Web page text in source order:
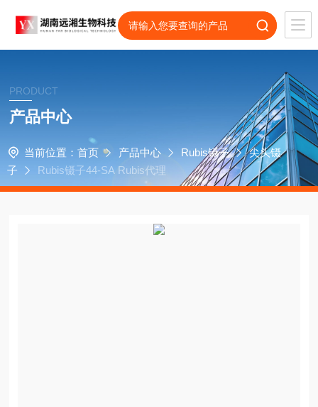
PRODUCT
产品中心
当前位置： 首页 产品中心 Rubis镊子
尖头镊
子
Rubis镊子44-SA Rubis代理